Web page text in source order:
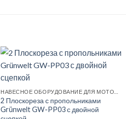
2 Плоскореза с пропольниками
Grünwelt GW-PP03 с двойной